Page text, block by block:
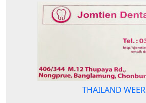
THAILAND WEER